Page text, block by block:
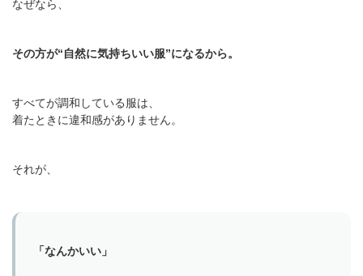
なぜなら、
その方が“自然に気持ちいい服”になるから。
すべてが調和している服は、
着たときに違和感がありません。
それが、
「なんかいい」